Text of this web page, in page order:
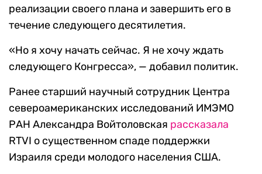
реализации своего плана и завершить его в
течение следующего десятилетия.
«Но я хочу начать сейчас. Я не хочу ждать
следующего Конгресса», — добавил политик.
Ранее старший научный сотрудник Центра
североамериканских исследований ИМЭМО
РАН Александра Войтоловская рассказала
RTVI о существенном спаде поддержки
Израиля среди молодого населения США.